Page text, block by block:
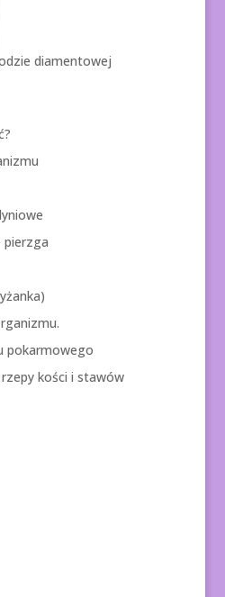
diamentowej
pierzga
pokarmowego
kości i stawów